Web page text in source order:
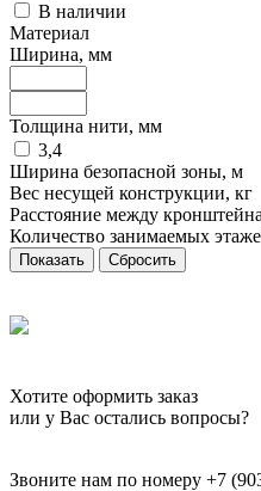
В наличии
Материал
Ширина, мм
Толщина нити, мм
3,4
Ширина безопасной зоны, м
Вес несущей конструкции, кг
Расстояние между
Количество занимаемых
Сбросить
Хотите оформить заказ
или у Вас остались вопросы?
Звоните нам по номеру +7